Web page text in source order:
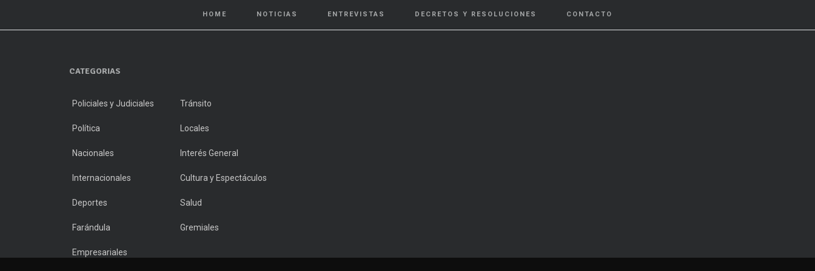
HOME NOTICIAS ENTREVISTAS DECRETOS Y RESOLUCIONES CONTACTO
CATEGORIAS
Policiales y Judiciales Tránsito
Política Locales
Nacionales Interés General
Internacionales Cultura y Espectáculos
Deportes Salud
Farándula Gremiales
Empresariales